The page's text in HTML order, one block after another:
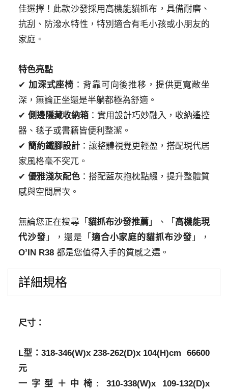
能
沙
發
數
佳選擇！此款沙發採用高機能貓抓布，具備耐磨、
抗刮、防潑水特性，特別適合有毛小孩或小朋友的
家庭。
特色亮點
✔ 加深式座椅 ：背靠可向後推移，提供更寬敞坐
深，無論正坐還是半躺都極為舒適。
✔ 側邊隱藏收納箱 ：實用設計巧妙融入，收納遙控
器、毯子或書籍皆便利整潔。
✔ 簡約鐵腳設計 ：讓整體視覺更輕盈，搭配現代居
家風格毫不突兀。
✔ 優雅淺灰配色 ：搭配藍灰抱枕點綴，提升整體質
感與空間層次。
無論您正在搜尋「 貓抓布沙發推薦 」、「 高機能現
代沙發 」，還是「 適合小家庭的貓抓布沙發 」，
O’IN R38 都是您值得入手的質感之選。
詳細規格
尺寸：
L型：318-346(W)x 238-262(D)x 104(H)cm 66600
元
一字型＋中椅: 310-338(W)x 109-132(D)x